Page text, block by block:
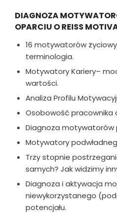
DIAGNOZA
OPARCIU O REISS
16 motywatorów
terminologia.
Motywatory Kariery–
wartości.
Analiza Profilu
Osobowość pracownika
Diagnoza motywatorów
Motywatory
Trzy stopnie
samych? Jak widzimy
Diagnoza i aktywacja
niewykorzystanego
potencjału.